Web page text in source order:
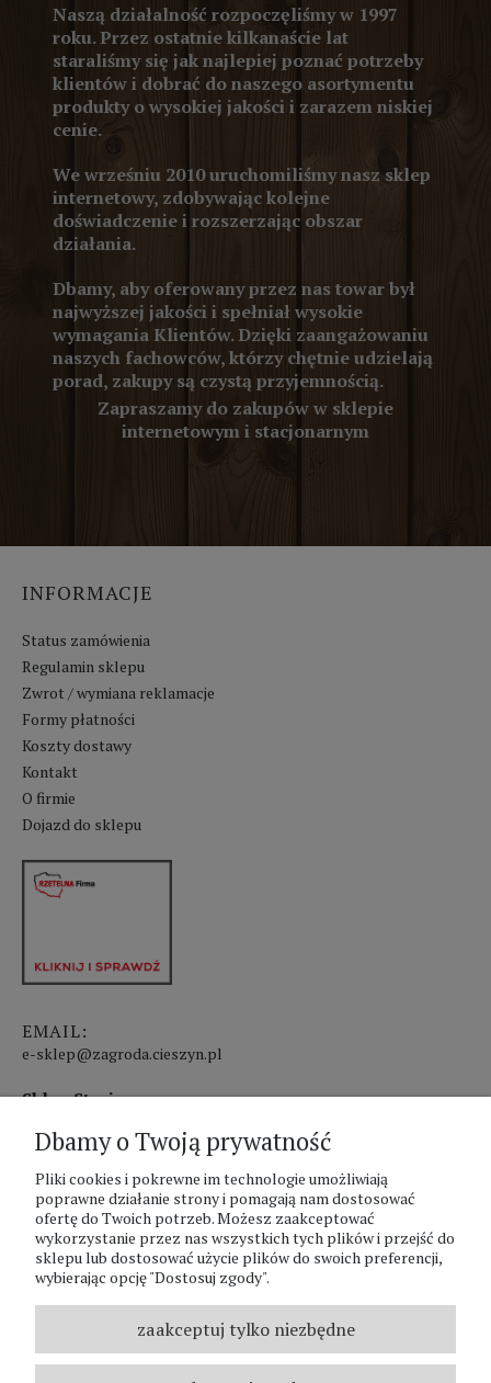
Naszą działalność rozpoczęliśmy w 1997
roku. Przez ostatnie kilkanaście lat
staraliśmy się jak najlepiej poznać potrzeby
klientów i dobrać do naszego asortymentu
produkty o wysokiej jakości i zarazem niskiej
cenie.
We wrześniu 2010 uruchomiliśmy nasz sklep
internetowy, zdobywając kolejne
doświadczenie i rozszerzając obszar
działania.
Dbamy, aby oferowany przez nas towar był
najwyższej jakości i spełniał wysokie
wymagania Klientów. Dzięki zaangażowaniu
naszych fachowców, którzy chętnie udzielają
porad, zakupy są czystą przyjemnością.
Zapraszamy do zakupów w sklepie
internetowym i stacjonarnym
INFORMACJE
Status zamówienia
Regulamin sklepu
Zwrot / wymiana reklamacje
Formy płatności
Koszty dostawy
Kontakt
O firmie
Dojazd do sklepu
EMAIL:
e-sklep@zagroda.cieszyn.pl
Sklep Stacjonarny czynny:
pon.-pt. 8:00 - 17:00
sobota 8:00 - 13:00
PHU Zagroda A.Szlaur
ZAGRODA Centrum Ogrodnicze
UL. Hallera 116A
REGON: 070797952
NIP: 5481587807
Dbamy o Twoją prywatność
Pliki cookies i pokrewne im technologie umożliwiają
poprawne działanie strony i pomagają nam dostosować
ofertę do Twoich potrzeb. Możesz zaakceptować
wykorzystanie przez nas wszystkich tych plików i przejść do
sklepu lub dostosować użycie plików do swoich preferencji,
wybierając opcję "Dostosuj zgody".
zaakceptuj tylko niezbędne